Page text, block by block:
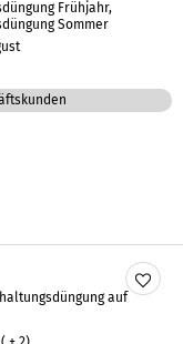
Frühjahr,
Sommer
auf